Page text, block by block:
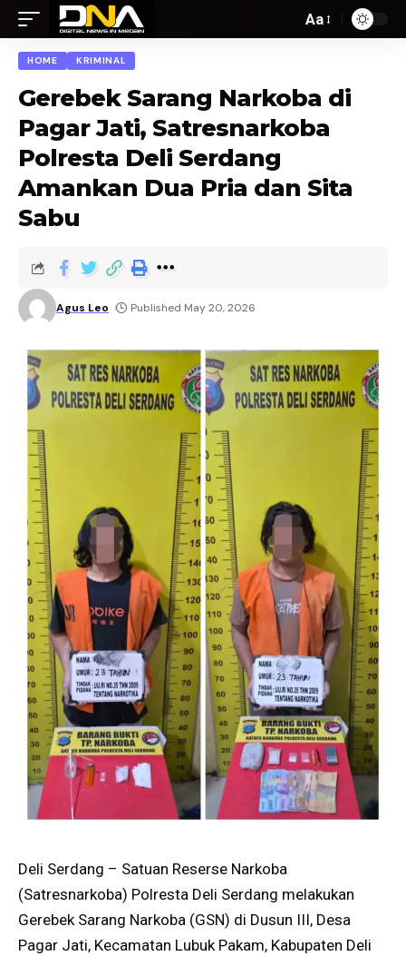
Aa
HOME KRIMINAL
Gerebek Sarang Narkoba di
Pagar Jati, Satresnarkoba
Polresta Deli Serdang
Amankan Dua Pria dan Sita
Sabu
Agus Leo Published May 20, 2026
Deli Serdang – Satuan Reserse Narkoba
(Satresnarkoba) Polresta Deli Serdang melakukan
Gerebek Sarang Narkoba (GSN) di Dusun III, Desa
Pagar Jati, Kecamatan Lubuk Pakam, Kabupaten Deli